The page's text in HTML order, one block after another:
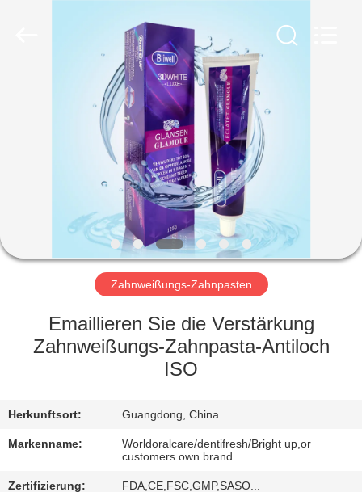
PRODUKTE
ÜBER
UNS
FABRIK-
AUSFLUG
TRETEN
Zahnweißungs-Zahnpasten
Emaillieren Sie die Verstärkung
Zahnweißungs-Zahnpasta-Antiloch
ISO
Herkunftsort: Guangdong, China
Markenname:
Worldoralcare/dentifresh/Bright up,or
customers own brand
Zertifizierung: FDA,CE,FSC,GMP,SASO...